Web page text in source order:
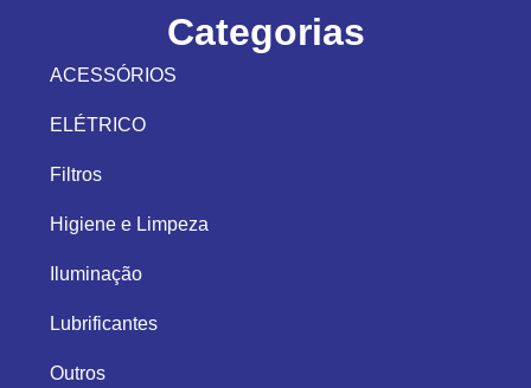
Categorias
ACESSÓRIOS
ELÉTRICO
Filtros
Higiene e Limpeza
Iluminação
Lubrificantes
Outros